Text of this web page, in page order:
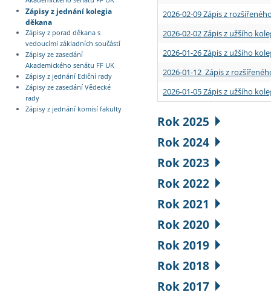
Zápisy z jednání kolegia
děkana
Zápisy z porad děkana s
vedoucími základních součástí
Zápisy ze zasedání
Akademického senátu FF UK
Zápisy z jednání Ediční rady
Zápisy ze zasedání Vědecké
rady
Zápisy z jednání komisí fakulty
2026-02-09 Zápis z
2026-02-02 Zápis z užšího
2026-01-26 Zápis z užšího
2026-01-12 Zápis z
2026-01-05 Zápis z užšího
Rok 2025
Rok 2024
Rok 2023
Rok 2022
Rok 2021
Rok 2020
Rok 2019
Rok 2018
Rok 2017